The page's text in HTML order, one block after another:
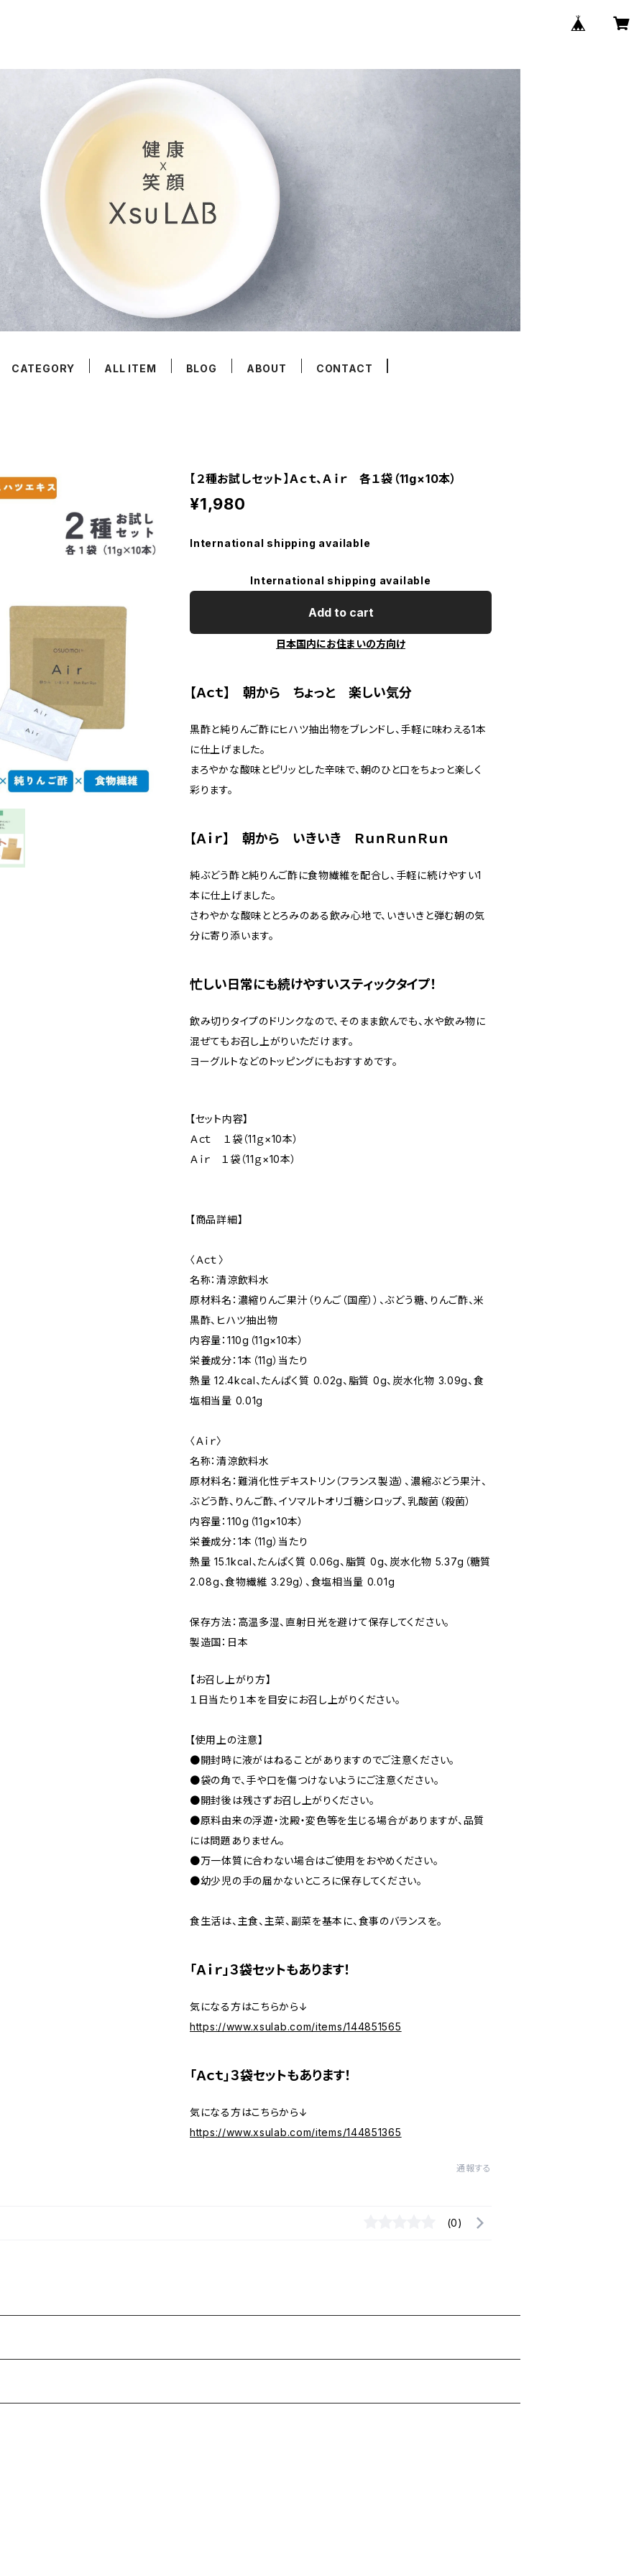
CATEGORY ALL ITEM BLOG ABOUT CONTACT
【２種お試しセット】Ａｃｔ、Ａｉｒ 各１袋（11g×10本）
¥1,980
International shipping available
International shipping available
Add to cart
日本国内にお住まいの方向け
【Ａｃｔ】 朝から ちょっと 楽しい気分
黒酢と純りんご酢にヒハツ抽出物をブレンドし、手軽に味わえる1本
に仕上げました。
まろやかな酸味とピリッとした辛味で、朝のひと口をちょっと楽しく
彩ります。
【Ａｉｒ】 朝から いきいき ＲｕｎＲｕｎＲｕｎ
純ぶどう酢と純りんご酢に食物繊維を配合し、手軽に続けやすい1
本に仕上げました。
さわやかな酸味ととろみのある飲み心地で、いきいきと弾む朝の気
分に寄り添います。
忙しい日常にも続けやすいスティックタイプ！
飲み切りタイプのドリンクなので、そのまま飲んでも、水や飲み物に
混ぜてもお召し上がりいただけます。
ヨーグルトなどのトッピングにもおすすめです。
【セット内容】
Ａｃｔ １袋（11ｇ×10本）
Ａｉｒ １袋（11ｇ×10本）
【商品詳細】
〈Ａｃｔ〉
名称：清涼飲料水
原材料名：濃縮りんご果汁（りんご（国産））、ぶどう糖、りんご酢、米
黒酢、ヒハツ抽出物
内容量：110g（11g×10本）
栄養成分：1本（11g）当たり
熱量 12.4kcal、たんぱく質 0.02g、脂質 0g、炭水化物 3.09g、食
塩相当量 0.01g
〈Ａｉｒ〉
名称：清涼飲料水
原材料名：難消化性デキストリン（フランス製造）、濃縮ぶどう果汁、
ぶどう酢、りんご酢、イソマルトオリゴ糖シロップ、乳酸菌（殺菌）
内容量：110g（11g×10本）
栄養成分：1本（11g）当たり
熱量 15.1kcal、たんぱく質 0.06g、脂質 0g、炭水化物 5.37g（糖質
2.08g、食物繊維 3.29g）、食塩相当量 0.01g
保存方法：高温多湿、直射日光を避けて保存してください。
製造国：日本
【お召し上がり方】
１日当たり１本を目安にお召し上がりください。
【使用上の注意】
●開封時に液がはねることがありますのでご注意ください。
●袋の角で、手や口を傷つけないようにご注意ください。
●開封後は残さずお召し上がりください。
●原料由来の浮遊・沈殿・変色等を生じる場合がありますが、品質
には問題ありません。
●万一体質に合わない場合はご使用をおやめください。
●幼少児の手の届かないところに保存してください。
食生活は、主食、主菜、副菜を基本に、食事のバランスを。
「Ａｉｒ」３袋セットもあります！
気になる方はこちらから↓
https://www.xsulab.com/items/144851565
「Ａｃｔ」３袋セットもあります！
気になる方はこちらから↓
https://www.xsulab.com/items/144851365
通報する
(0)